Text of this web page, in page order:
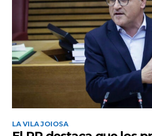
LA VILA JOIOSA